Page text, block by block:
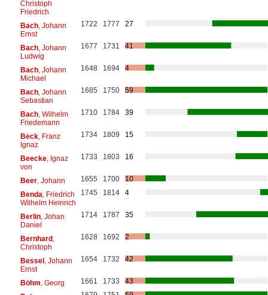
Christoph
Friedrich
Bach, Johann
Ernst
1722 1777 27
Bach, Johann
Ludwig
1677 1731 41
Bach, Johann
Michael
1648 1694 4
Bach, Johann
Sebastian
1685 1750 59
Bach, Wilhelm
Friedemann
1710 1784 39
Beck, Franz
Ignaz
1734 1809 15
Beecke, Ignaz
von
1733 1803 16
Beer, Johann 1655 1700
10
Benda , Friedrich
Wilhelm Heinrich
1745 1814 4
Berlin, Johan
Daniel
1714 1787 35
Bernhard,
Christoph
1628 1692 2
Bessel, Johann
Ernst
1654 1732 42
Böhm , Georg 1661 1733
43